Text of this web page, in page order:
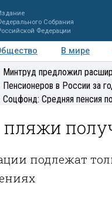
Собрания
Федерации
В мире
Регионы
Минтруд предложил
Пенсионеров в России за
Соцфонд: Средняя пенсия
подлежат